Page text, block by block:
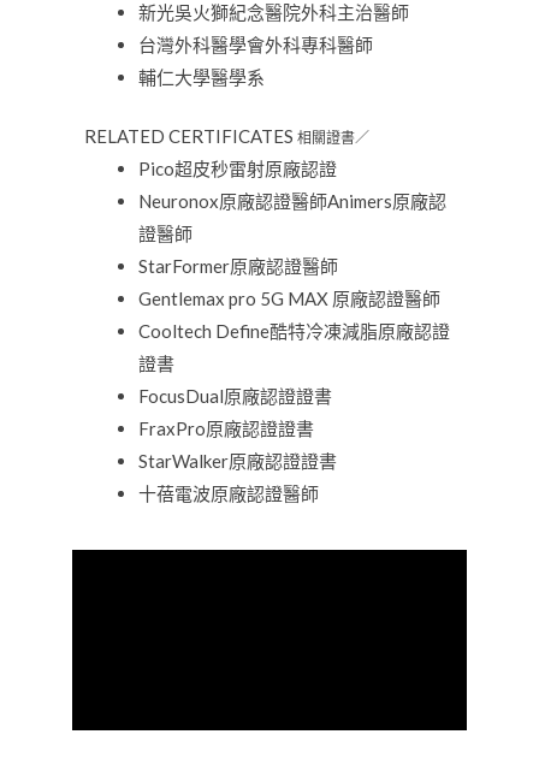
新光吳火獅紀念醫院外科主治醫師
台灣外科醫學會外科專科醫師
輔仁大學醫學系
RELATED CERTIFICATES 相關證書／
Pico超皮秒雷射原廠認證
Neuronox原廠認證醫師Animers原廠認
證醫師
StarFormer原廠認證醫師
Gentlemax pro 5G MAX 原廠認證醫師
Cooltech Define酷特冷凍減脂原廠認證
證書
FocusDual原廠認證證書
FraxPro原廠認證證書
StarWalker原廠認證證書
十蓓電波原廠認證醫師